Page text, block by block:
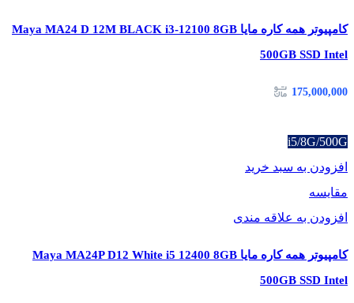
کامپیوتر همه کاره مایا Maya MA24 D 12M BLACK i3-12100 8GB
500GB SSD Intel
175,000,000
i5/8G/500G
افزودن به سبد خرید
مقایسه
افزودن به علاقه مندی
کامپیوتر همه کاره مایا Maya MA24P D12 White i5 12400 8GB
500GB SSD Intel